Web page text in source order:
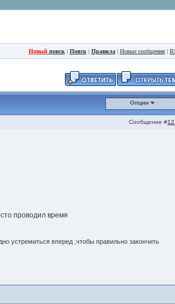
Новыйпоиск| Поиск| Правила| Новые сообщения|
Опции
Сообщение #
проводил время
устремиться вперед ,чтобы правильно закончить